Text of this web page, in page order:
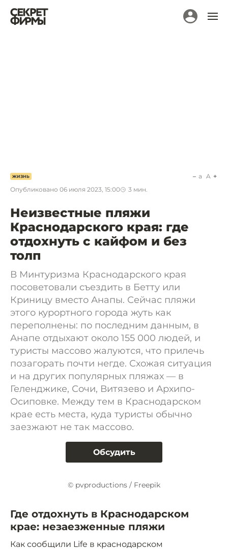
ЖИЗНЬ
Опубликовано 06 июля 2023, 15:00 3 мин.
a A
Неизвестные пляжи
Краснодарского края: где
отдохнуть с кайфом и без
толп
В Минтуризма Краснодарского края
посоветовали съездить в Бетту или
Криницу вместо Анапы. Сейчас пляжи
этого курортного города жуть как
переполнены: по последним данным, в
Анапе отдыхают около 155 000 людей, и
туристы массово жалуются, что прилечь
позагорать почти негде. Схожая ситуация
и на других популярных пляжах — в
Геленджике, Сочи, Витязево и Архипо-
Осиповке. Между тем в Краснодарском
крае есть места, куда туристы обычно
заезжают не так массово.
Обсудить
© pvproductions / Freepik
Где отдохнуть в Краснодарском
крае: незаезженные пляжи
Как сообщили Life в краснодарском